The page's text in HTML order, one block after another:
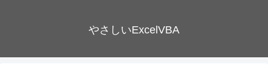
やさしいExcelVBA